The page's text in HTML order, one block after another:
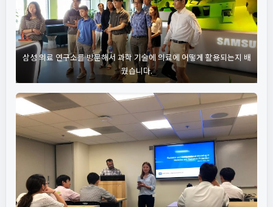
삼성 의료 연구소를 방문해서 과학 기술에 의료에 어떻게 활용되는지 배
웠습니다.